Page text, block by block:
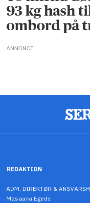
93 kg hash
ombord på
ANNONCE
REDAKTION
ADM. DIREKTØR &
Masaana Egede